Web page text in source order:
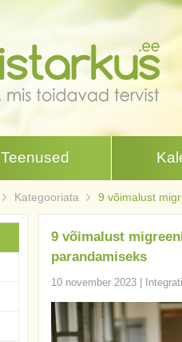
Teenused
Kategooriata 9 võimalust
9 võimalust
parandamiseks
10 november 2023|